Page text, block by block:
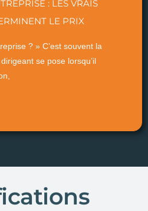
: LES VRAIS
LE PRIX
? » C’est souvent la
se pose lorsqu’il